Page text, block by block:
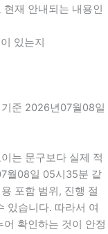
재 안내되는 내용인
있는지
준 2026년07월08일
는 문구보다 실제 적
월08일 05시35분 같
포함 범위, 진행 절
있습니다. 따라서 여
확인하는 것이 안정